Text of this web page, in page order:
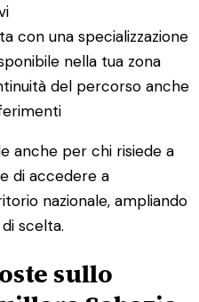
con una specializzazione
nella tua zona
del percorso anche
anche per chi risiede a
di accedere a
nazionale, ampliando
scelta.
sullo